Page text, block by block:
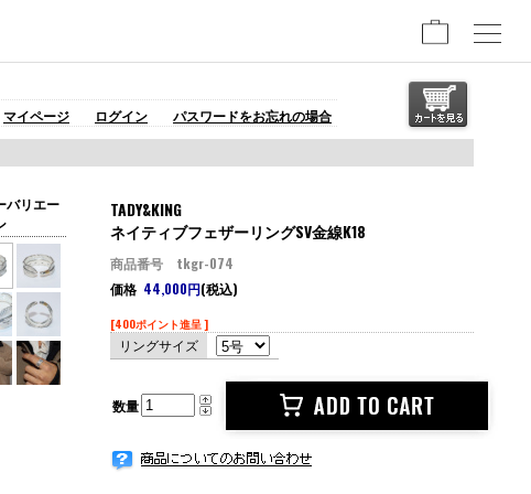
マイページ ログイン パスワードをお忘れの場合
TADY&KING
ネイティブフェザーリングSV金線K18
商品番号 tkgr-074
価格 44,000円(税込)
[400ポイント進呈 ]
リングサイズ
数量
バリエー